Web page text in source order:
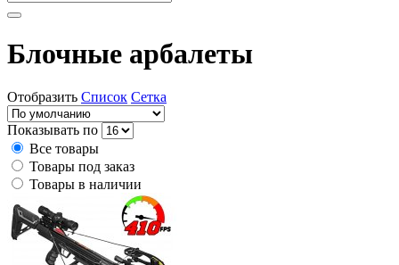
Блочные арбалеты
Отобразить Список Сетка
Показывать по
Все товары
Товары под заказ
Товары в наличии